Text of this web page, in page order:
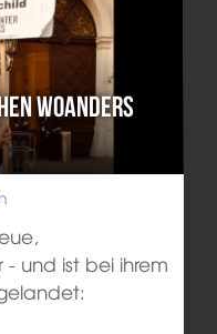
woanders
und ist bei ihrem